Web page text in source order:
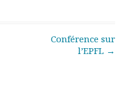
Conférence sur
l’EPFL →